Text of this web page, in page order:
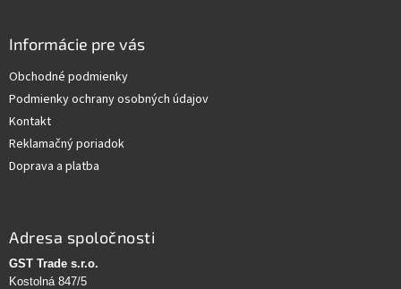
Informácie pre vás
Obchodné podmienky
Podmienky ochrany osobných údajov
Kontakt
Reklamačný poriadok
Doprava a platba
Adresa spoločnosti
GST Trade s.r.o.
Kostolná 847/5